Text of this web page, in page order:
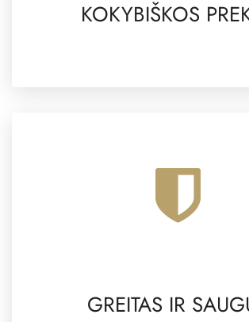
KOKYBIŠKOS
GREITAS IR